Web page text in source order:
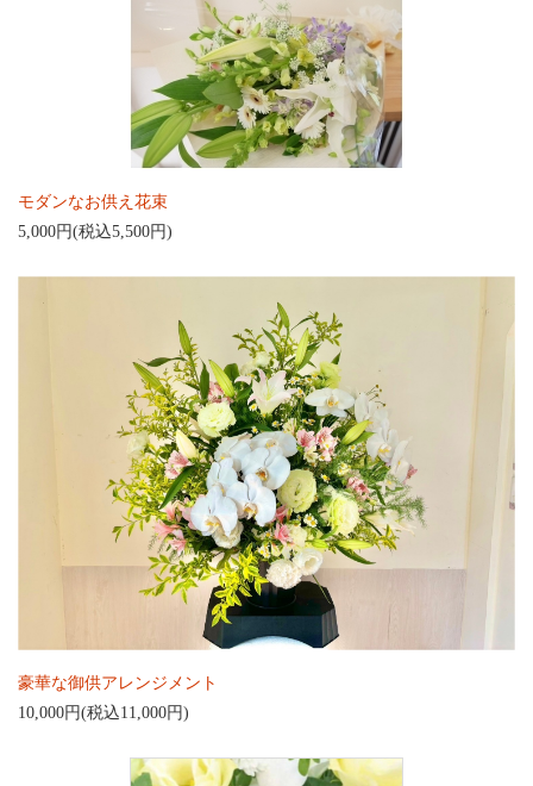
モダンなお供え花束
5,000円(税込5,500円)
豪華な御供アレンジメント
10,000円(税込11,000円)